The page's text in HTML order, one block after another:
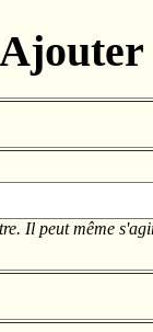
Ajouter
Il peut même